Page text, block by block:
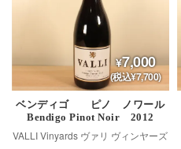
7,000
(税込¥7,700)
ベンディゴ ピノ ノワール
Bendigo Pinot Noir 2012
VALLI Vinyards ヴァリ ヴィンヤーズ